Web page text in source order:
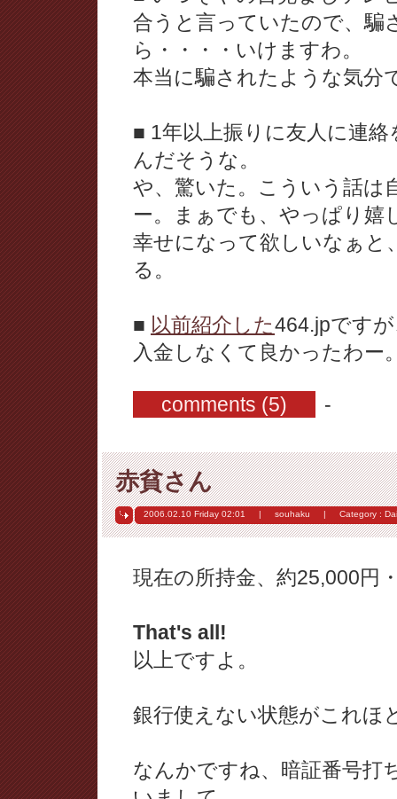
合うと言っていたので、騙
ら・・・・いけますわ。
本当に騙されたような気分
■ 1年以上振りに友人に連
んだそうな。
や、驚いた。こういう話は
ー。まぁでも、やっぱり嬉
幸せになって欲しいなぁと
る。
■ 以前紹介した464.jpです
入金しなくて良かったわー
comments (5) -
赤貧さん
2006.02.10 Friday 02:01 | souhaku | Category :
現在の所持金、約25,000円
That's all!
以上ですよ。
銀行使えない状態がこれほ
なんかですね、暗証番号打